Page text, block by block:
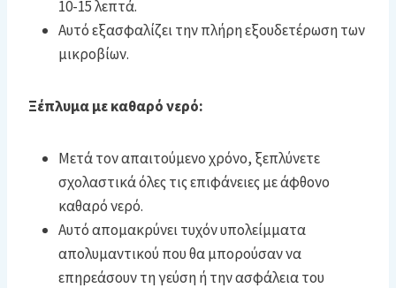
10-15 λεπτά.
Αυτό εξασφαλίζει την πλήρη εξουδετέρωση των
μικροβίων.
Ξέπλυμα με καθαρό νερό:
Μετά τον απαιτούμενο χρόνο, ξεπλύνετε
σχολαστικά όλες τις επιφάνειες με άφθονο
καθαρό νερό.
Αυτό απομακρύνει τυχόν υπολείμματα
απολυμαντικού που θα μπορούσαν να
επηρεάσουν τη γεύση ή την ασφάλεια του